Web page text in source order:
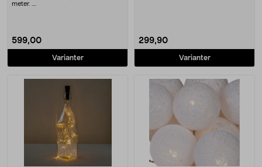
meter. ....
599,00
Varianter
299,90
Varianter